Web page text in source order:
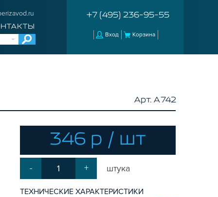
+7 (495) 236-95-55
Вход Корзина
Арт. A742
346 р / шт
- + штука
ТЕХНИЧЕСКИЕ ХАРАКТЕРИСТИКИ